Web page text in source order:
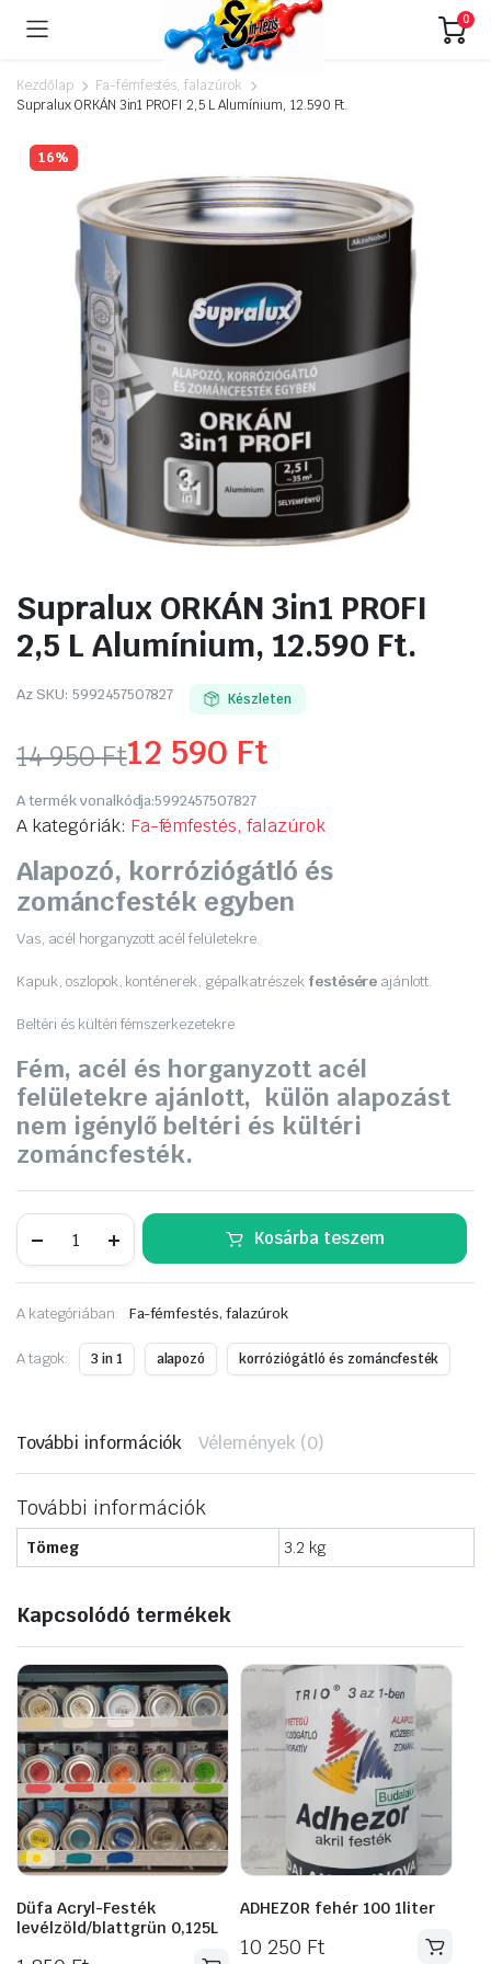
0
Kezdőlap
Fa-fémfestés, falazúrok
Supralux ORKÁN 3in1 PROFI 2,5 L Alumínium, 12.590 Ft.
16%
Supralux ORKÁN 3in1 PROFI
2,5 L Alumínium, 12.590 Ft.
Az SKU: 5992457507827 Készleten
14 950Ft
Original
price
was:
14
950 Ft.
12 590 Ft
Current
price
is:
12
590 Ft.
A termék vonalkódja:5992457507827
A kategóriák: Fa-fémfestés, falazúrok
Alapozó, korróziógátló és
zománcfesték egyben
Vas, acél horganyzott acél felületekre.
Kapuk, oszlopok, konténerek, gépalkatrészek festésére ajánlott.
Beltéri és kültéri fémszerkezetekre
Fém, acél és horganyzott acél
felületekre ajánlott, külön alapozást
nem igénylő beltéri és kültéri
zománcfesték.
ORKÁN
PROFI
L
12.590
Kosárba teszem
A kategóriában: Fa-fémfestés, falazúrok
A tagok: 3 in 1 alapozó korróziógátló és zománcfesték
További információk Vélemények (0)
További információk
Tömeg 3.2 kg
Kapcsolódó termékek
Düfa Acryl-Festék
levélzöld/blattgrün 0,125L
ADHEZOR fehér 100 1liter
10 250 Ft